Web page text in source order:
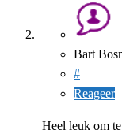
Bart
#
Reageer
Heel leuk om